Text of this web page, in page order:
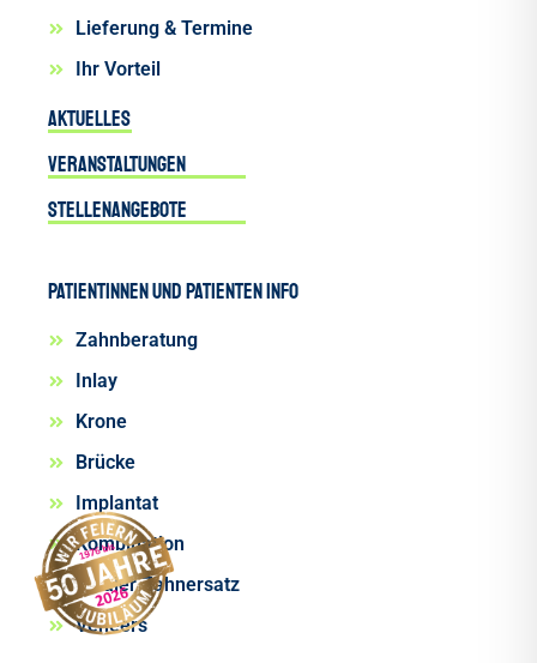
Lieferung & Termine
Ihr Vorteil
Aktuelles
Veranstaltungen
Stellenangebote
Patientinnen und Patienten INFO
Zahnberatung
Inlay
Krone
Brücke
Implantat
Kombination
Totaler Zahnersatz
Veneers